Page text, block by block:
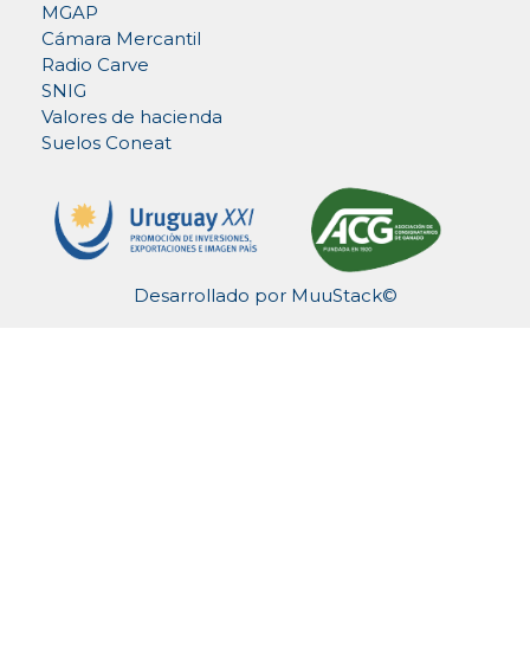
MGAP
Cámara Mercantil
Radio Carve
SNIG
Valores de hacienda
Suelos Coneat
Desarrollado por MuuStack©